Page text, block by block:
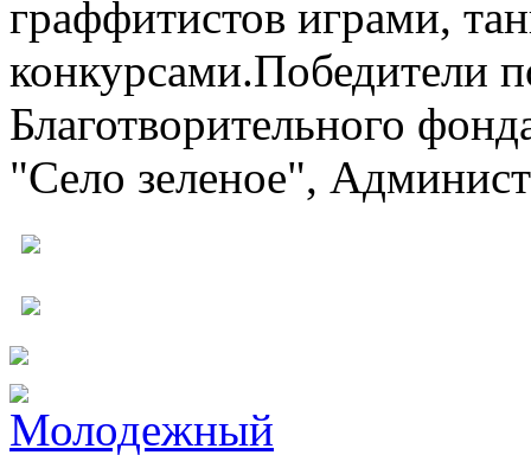
граффитистов играми,
конкурсами.Победители
Благотворительного
"Село зеленое",